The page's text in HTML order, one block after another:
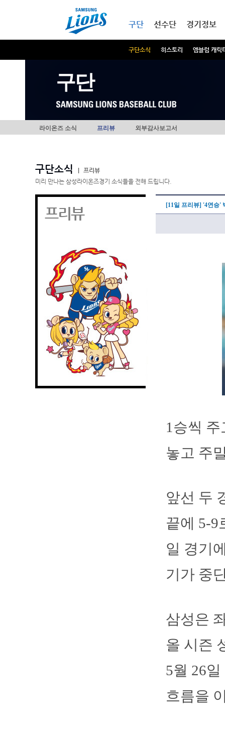
구단
구단소식 히스토리 엠블럼 캐릭
선수단 경기정보
구단
라이온즈 소식 프리뷰 외부감사보고서
구단소식
프리뷰
미리 만나는 삼성라이온즈경기 소식들을 전해 드립니다.
프리뷰 [11일 프리뷰] '4연승'
1승씩
놓고 주
앞선 두
끝에 5-9
일 경기
기가 중
삼성은
올 시즌
5월 26
흐름을